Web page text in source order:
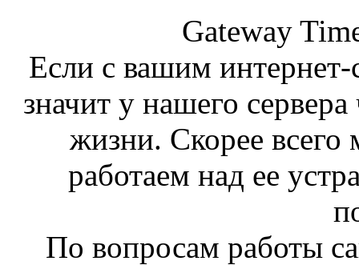
Gateway
Если с вашим интернет-
значит у нашего
жизни. Скорее
работаем над ее
По вопросам работы